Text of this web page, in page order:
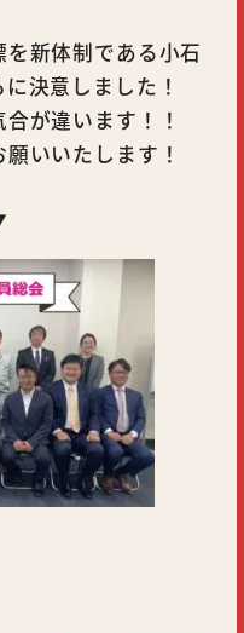
新体制である小石
決意しました！
が違います！！
いいたします！